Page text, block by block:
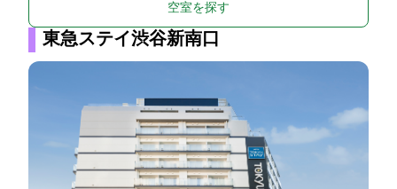
空室を探す
東急ステイ渋谷新南口